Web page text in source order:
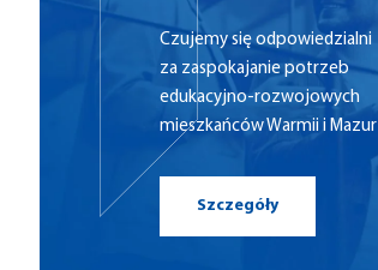
Czujemy się odpowiedzialni
za zaspokajanie potrzeb
edukacyjno-rozwojowych
mieszkańców Warmii i Mazur
Szczegóły